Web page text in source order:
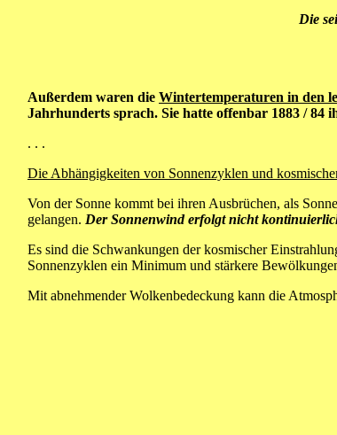
Die
Außerdem waren die Wintertemperaturen in den
Jahrhunderts sprach. Sie hatte offenbar 1883 /
. . .
Die Abhängigkeiten von Sonnenzyklen und
Von der Sonne kommt bei ihren Ausbrüchen, als
gelangen. Der Sonnenwind erfolgt nicht
Es sind die Schwankungen der kosmischer
Sonnenzyklen ein Minimum und stärkere
Mit abnehmender Wolkenbedeckung kann die